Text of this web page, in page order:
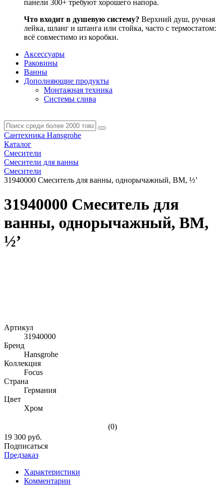
панели 300+ требуют хорошего напора.
Что входит в душевую систему? Верхний душ, ручная
лейка, шланг и штанга или стойка, часто с термостатом:
всё совместимо из коробки.
Аксессуары
Раковины
Ванны
Дополняющие продукты
Монтажная техника
Системы слива
Сантехника Hansgrohe
Каталог
Смесители
Смесители для ванны
Смесители
31940000 Смеситель для ванны, однорычажный, ВМ, ½’
31940000 Смеситель для
ванны, однорычажный, ВМ,
½’
Артикул
31940000
Бренд
Hansgrohe
Коллекция
Focus
Страна
Германия
Цвет
Хром
(0)
19 300 руб.
Подписаться
Предзаказ
Характеристики
Комментарии